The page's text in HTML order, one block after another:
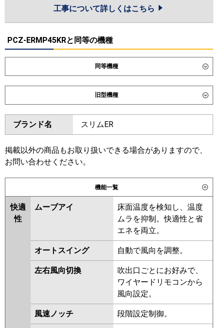
工事について詳しくはこちら
PCZ-ERMP45KRと同等の機種
同等機種
ダイキン SZRH45CNT SZRH45CT
東芝 GCSA04513XU GCSA04513MUB
三菱電機 PCZ-ERMP45KL6
ERMP45K6
日立 RPC-GP45RSH11
三菱重工 FDEV456H6S
パナソニック PA-P45T7HNCX PA-P45T7HC
PA-P45T7HNC
旧型機種
ダイキン SZRH45BYT SZRH45BYNT
SZRH45BJT
SZRH45BFT SZRH45BFNT
SZRH45BCNT SZRH45BCT
RCSA04543XU RCSA04533X
RCSA04533M
ACSA04587M
三菱電機 PCZ-ERMP45KL5 PCZ-
ERMP45K5 PCZ-ERMP45KL4
PCZ-ERMP45K4 PCZ-
ERMP45KL3 PCZ-ERMP45K3
PCZ-ERMP45K2 PCZ-
ERMP45KL2 PCZ-ERMP45KLZ
PCZ-ERMP45KZ PCZ-ERMP45KY
PCZ-ERMP45KLY PCZ-
ERMP45KLV PCZ-ERMP45KV
ブランド名 スリムER
掲載以外の商品もお取り扱いできる場合がありますので、
お問い合わせください。
機能一覧
快適
性
ムーブアイ
床面温度を検知し、温度
ムラを抑制。快適性と省
エネを両立。
オートスイング 自動で風向を調整。
左右風向切換
吹出口ごとにお好みで、
ワイヤードリモコンから
風向設定。
風速ノッチ 段階設定制御。